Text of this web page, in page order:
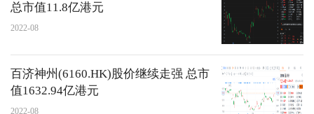
总市值11.8亿港元
2022-08
百济神州(6160.HK)股价继续走强 总市
值1632.94亿港元
2022-08